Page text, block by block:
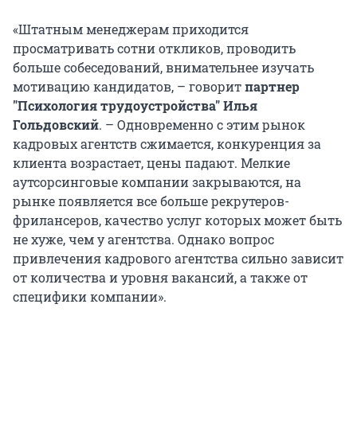
«Штатным менеджерам приходится
просматривать сотни откликов, проводить
больше собеседований, внимательнее изучать
мотивацию кандидатов, – говоритпартнер
"Психология трудоустройства" Илья
Гольдовский. – Одновременно с этим рынок
кадровых агентств сжимается, конкуренция за
клиента возрастает, цены падают. Мелкие
аутсорсинговые компании закрываются, на
рынке появляется все больше рекрутеров-
фрилансеров, качество услуг которых может быть
не хуже, чем у агентства. Однако вопрос
привлечения кадрового агентства сильно зависит
от количества и уровня вакансий, а также от
специфики компании».